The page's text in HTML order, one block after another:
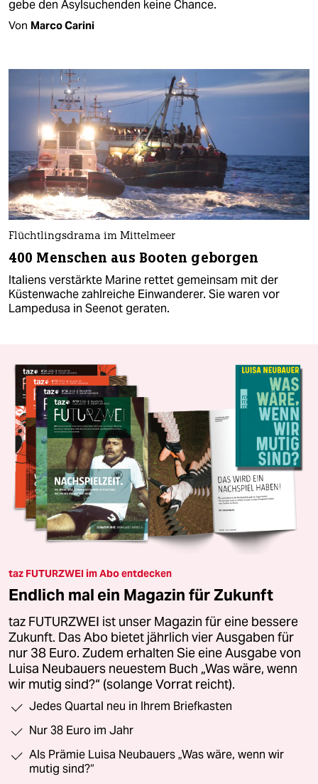
gebe den Asylsuchenden keine Chance.
Von Marco Carini
Flüchtlingsdrama im Mittelmeer
400 Menschen aus Booten geborgen
Italiens verstärkte Marine rettet gemeinsam mit der
Küstenwache zahlreiche Einwanderer. Sie waren vor
Lampedusa in Seenot geraten.
taz FUTURZWEI im Abo entdecken
Endlich mal ein Magazin für Zukunft
taz FUTURZWEI ist unser Magazin für eine bessere
Zukunft. Das Abo bietet jährlich vier Ausgaben für
nur 38 Euro. Zudem erhalten Sie eine Ausgabe von
Luisa Neubauers neuestem Buch „Was wäre, wenn
wir mutig sind?“ (solange Vorrat reicht).
Jedes Quartal neu in Ihrem Briefkasten
Nur 38 Euro im Jahr
Als Prämie Luisa Neubauers „Was wäre, wenn wir
mutig sind?“